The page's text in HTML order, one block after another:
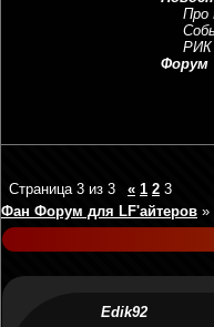
Про
РИК
Форум
Страница 3 из 3 « 1 2 3
Фан Форум для LF'айтеров »
Edik92